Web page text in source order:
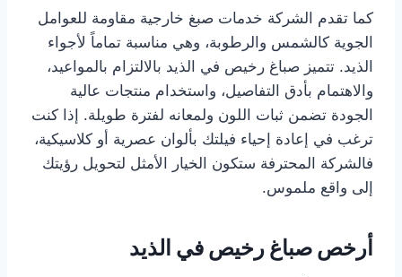
كما تقدم الشركة خدمات صبغ خارجية مقاومة للعوامل
الجوية كالشمس والرطوبة، وهي مناسبة تماماً لأجواء
الذيد. تتميز صباغ رخيص في الذيد بالالتزام بالمواعيد،
والاهتمام بأدق التفاصيل، واستخدام منتجات عالية
الجودة تضمن ثبات اللون ولمعانه لفترة طويلة. إذا كنت
ترغب في إعادة إحياء فيلتك بألوان عصرية أو كلاسيكية،
فالشركة المحترفة ستكون الخيار الأمثل لتحويل رؤيتك
إلى واقع ملموس.
أرخص صباغ رخيص في الذيد